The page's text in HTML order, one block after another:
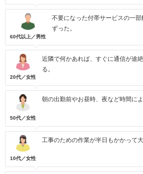
60代以上／男性
不要になった付帯サービスの一
ずった。
20代／女性
近隣で何かあれば、すぐに通信が途
る。
50代／女性
朝の出勤前やお昼時、夜など時間に
10代／女性
工事のための作業が半日もかかって大